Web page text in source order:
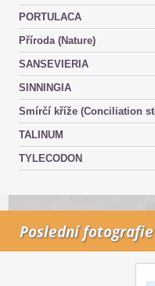
PORTULACA
Příroda (Nature)
SANSEVIERIA
SINNINGIA
Smírčí kříže (Conciliation
TALINUM
TYLECODON
Poslední fotografie